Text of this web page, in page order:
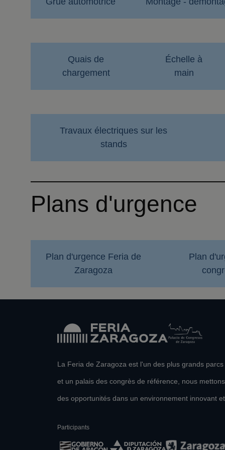
Quais de
chargement
Échelle à
main
Travaux électriques sur les
stands
Plans d'urgence
Plan d'urgence Feria de
Zaragoza
Plan
La Feria de Zaragoza est l'un des plus grands
et un palais des congrès de référence, nous
des opportunités dans un environnement innovant
Participants